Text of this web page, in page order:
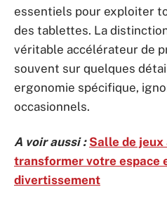
essentiels pour exploiter
des tablettes. La
véritable accélérateur de
souvent sur quelques
ergonomie spécifique,
occasionnels.
A voir aussi : Salle de jeux
transformer votre espace
divertissement